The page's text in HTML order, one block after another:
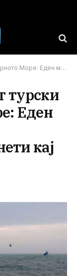
неколкумина се ранети кај Крим
турски
Еден
кај